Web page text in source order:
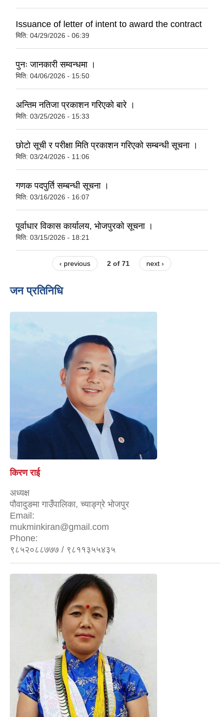
Issuance of letter of intent to award the contract
मिति: 04/29/2026 - 06:39
पुनः जानकारी सम्वन्धमा ।
मिति: 04/06/2026 - 15:50
अन्तिम नतिजा प्रकाशन गरिएको बारे ।
मिति: 03/25/2026 - 15:33
छोटो सूची र परीक्षा मिति प्रकाशन गरिएको सम्बन्धी सूचना ।
मिति: 03/24/2026 - 11:06
गणक पदपुर्ति सम्बन्धी सूचना ।
मिति: 03/16/2026 - 16:07
पूर्वाधार विकास कार्यालय, भोजपुरको सूचना ।
मिति: 03/15/2026 - 18:21
‹ previous 2 of 71 next ›
जन प्रतिनिधि
किरण राई
अध्यक्ष
पौवादुङमा गाउँपालिका, च्याङ्ग्रे भोजपुर
Email:
mukminkiran@gmail.com
Phone:
९८५२०८८७७७ / ९८११३५५४३५